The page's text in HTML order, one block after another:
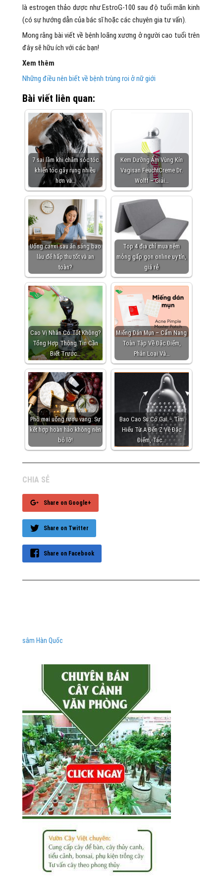
là estrogen thảo dược như EstroG-100 sau độ tuổi mãn kinh
(có sự hướng dẫn của bác sĩ hoặc các chuyên gia tư vấn).
Mong rằng bài viết về bệnh loãng xương ở người cao tuổi trên
đây sẽ hữu ích với các bạn!
Xem thêm
Những điều nên biết về bệnh trùng roi ở nữ giới
Bài viết liên quan:
7 sai lầm khi chăm sóc tóc
khiến tóc gãy rụng nhiều
hơn và…
Kem Dưỡng Ẩm Vùng Kín
Vagisan FeuchtCreme Dr.
Wolff – Giải…
Uống canxi sau ăn sáng bao
lâu để hấp thu tốt và an
toàn?
Top 4 địa chỉ mua nệm
mỏng gấp gọn online uy tín,
giá rẻ
Cao Vị Nhân Có Tốt Không?
Tổng Hợp Thông Tin Cần
Biết Trước…
Miếng Dán Mụn – Cẩm Nang
Toàn Tập Về Đặc Điểm,
Phân Loại Và…
Phô mai uống rượu vang: Sự
kết hợp hoàn hảo không nên
bỏ lỡ!
Bao Cao Su Có Gai – Tìm
Hiểu Từ A Đến Z Về Đặc
Điểm, Tác…
CHIA SẺ
Share on Google+
Share on Twitter
Share on Facebook
sâm Hàn Quốc